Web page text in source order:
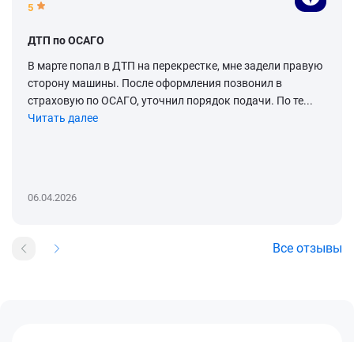
5
ДТП по ОСАГО
В марте попал в ДТП на перекрестке, мне задели правую
сторону машины. После оформления позвонил в
страховую по ОСАГО, уточнил порядок подачи. По те...
Читать далее
06.04.2026
Все отзывы